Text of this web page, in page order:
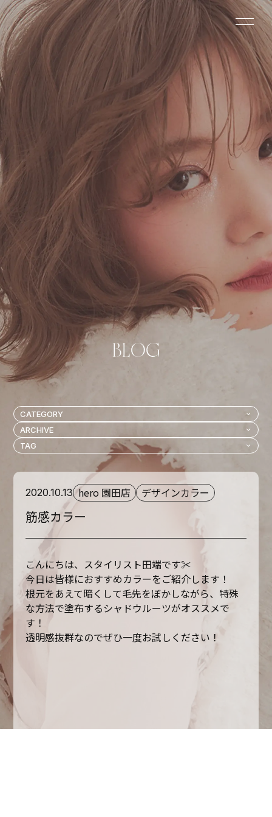
2020.10.13 hero 園田店 デザインカラー
筋感カラー
こんにちは、スタイリスト田端です✂︎
今日は皆様におすすめカラーをご紹介します！
根元をあえて暗くして毛先をぼかしながら、特殊
な方法で塗布するシャドウルーツがオススメで
す！
透明感抜群なのでぜひ一度お試しください！